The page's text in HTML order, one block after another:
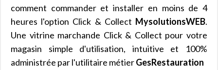
comment commander et installer en moins de 4
heures l'option Click & Collect MysolutionsWEB.
Une vitrine marchande Click & Collect pour votre
magasin simple d'utilisation, intuitive et 100%
administrée par l'utilitaire métierGesRestauration